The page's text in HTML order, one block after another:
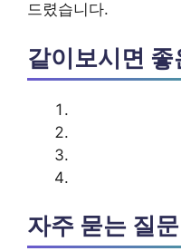
드렸습니다.
같이보시면 좋
자주 묻는 질문